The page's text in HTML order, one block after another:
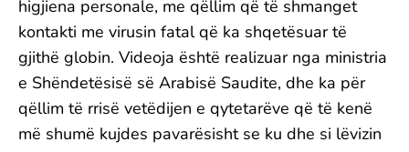
higjiena personale, me qëllim që të shmanget
kontakti me virusin fatal që ka shqetësuar të
gjithë globin. Videoja është realizuar nga ministria
e Shëndetësisë së Arabisë Saudite, dhe ka për
qëllim të rrisë vetëdijen e qytetarëve që të kenë
më shumë kujdes pavarësisht se ku dhe si lëvizin